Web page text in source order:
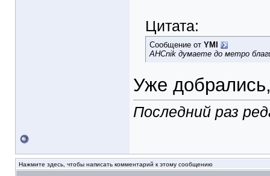
Цитата:
Сообщение от YMI
AHCnik думаете до метро
Уже
Последний раз
Нажмите здесь, чтобы написать комментарий к этому сообщению